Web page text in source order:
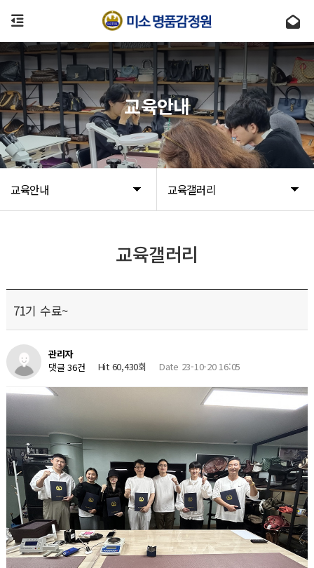
교육안내 교육갤러리
교육안내
교육갤러리
71기 수료~
관리자
댓글 36건
Hit 60,430회 Date 23-10-20 16:05